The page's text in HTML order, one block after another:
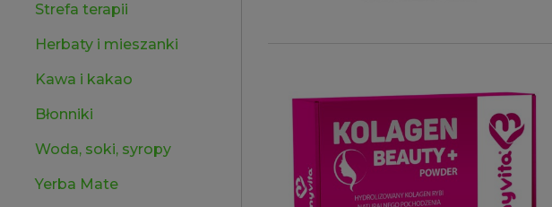
Strefa terapii
Herbaty i mieszanki
Kawa i kakao
Błonniki
Woda, soki, syropy
Yerba Mate